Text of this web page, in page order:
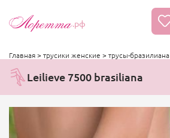
.рф
Главная> трусики женские > трусы-бразилиана
Leilieve 7500 brasiliana